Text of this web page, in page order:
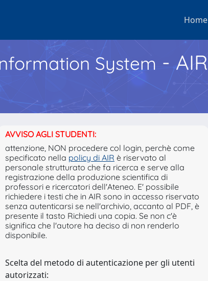
Home
System - AIR
AVVISO AGLI STUDENTI:
attenzione, NON procedere col login, perchè come
specificato nella policy di AIR è riservato al
personale strutturato che fa ricerca e serve alla
registrazione della produzione scientifica di
professori e ricercatori dell'Ateneo. E' possibile
richiedere i testi che in AIR sono in accesso riservato
senza autenticarsi se nell'archivio, accanto al PDF, è
presente il tasto Richiedi una copia. Se non c'è
significa che l'autore ha deciso di non renderlo
disponibile.
Scelta del metodo di autenticazione per gli utenti
autorizzati: